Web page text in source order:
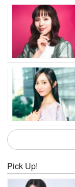
Pick Up!